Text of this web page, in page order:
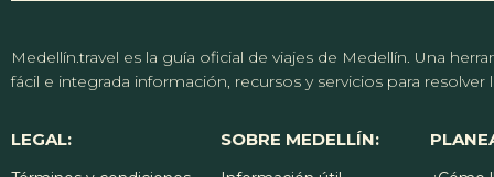
Medellín.travel es la guía oficial de viajes de Medellín. Una
fácil e integrada información, recursos y servicios para
LEGAL: SOBRE MEDELLÍN: